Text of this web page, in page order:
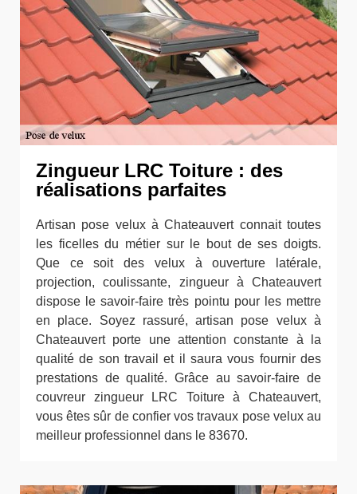
Zingueur LRC Toiture : des
réalisations parfaites
Artisan pose velux à Chateauvert connait toutes
les ficelles du métier sur le bout de ses doigts.
Que ce soit des velux à ouverture latérale,
projection, coulissante, zingueur à Chateauvert
dispose le savoir-faire très pointu pour les mettre
en place. Soyez rassuré, artisan pose velux à
Chateauvert porte une attention constante à la
qualité de son travail et il saura vous fournir des
prestations de qualité. Grâce au savoir-faire de
couvreur zingueur LRC Toiture à Chateauvert,
vous êtes sûr de confier vos travaux pose velux au
meilleur professionnel dans le 83670.